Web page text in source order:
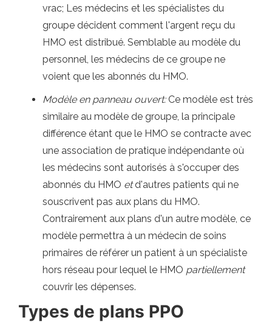
vrac; Les médecins et les spécialistes du
groupe décident comment l'argent reçu du
HMO est distribué. Semblable au modèle du
personnel, les médecins de ce groupe ne
voient que les abonnés du HMO.
Modèle en panneau ouvert:Ce modèle est très
similaire au modèle de groupe, la principale
différence étant que le HMO se contracte avec
une association de pratique indépendante où
les médecins sont autorisés à s'occuper des
abonnés du HMO etd'autres patients qui ne
souscrivent pas aux plans du HMO.
Contrairement aux plans d'un autre modèle, ce
modèle permettra à un médecin de soins
primaires de référer un patient à un spécialiste
hors réseau pour lequel le HMO partiellement
couvrir les dépenses.
Types de plans PPO